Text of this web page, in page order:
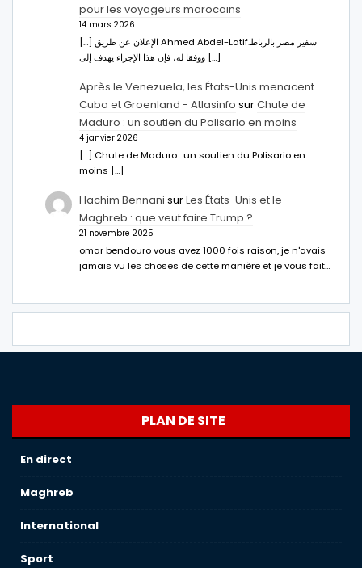
pour les voyageurs marocains
14 mars 2026
[…] الإعلان عن طريق Ahmed Abdel-Latifسفير مصر بالرباط.
ووفقا له، فإن هذا الإجراء يهدف إلى […]
Après le Venezuela, les États-Unis menacent
Cuba et Groenland - Atlasinfo surChute de
Maduro : un soutien du Polisario en moins
4 janvier 2026
[…] Chute de Maduro : un soutien du Polisario en
moins […]
Hachim Bennani surLes États-Unis et le
Maghreb : que veut faire Trump ?
21 novembre 2025
omar bendouro vous avez 1000 fois raison, je n'avais
jamais vu les choses de cette manière et je vous fait…
PLAN DE SITE
En direct
Maghreb
International
Sport